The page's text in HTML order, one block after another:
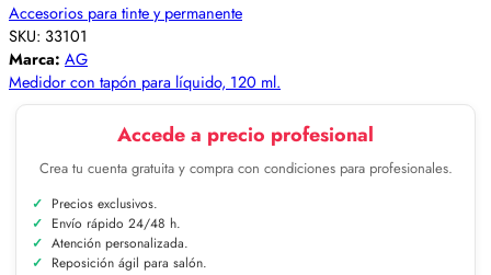
Accesorios para tinte y permanente
SKU: 33101
Marca: AG
Medidor con tapón para líquido, 120 ml.
Accede a precio profesional
Crea tu cuenta gratuita y compra con condiciones para profesionales.
Precios exclusivos.
Envío rápido 24/48 h.
Atención personalizada.
Reposición ágil para salón.